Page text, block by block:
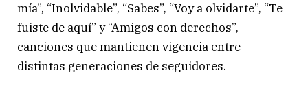
mía”, “Inolvidable”, “Sabes”, “Voy a olvidarte”, “Te
fuiste de aquí” y “Amigos con derechos”,
canciones que mantienen vigencia entre
distintas generaciones de seguidores.